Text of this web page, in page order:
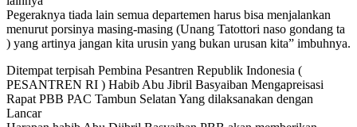
Pegeraknya tiada lain semua departemen harus bisa menjalankan
menurut porsinya masing-masing (Unang Tatottori naso gondang ta
) yang artinya jangan kita urusin yang bukan urusan kita” imbuhnya.
Ditempat terpisah Pembina Pesantren Republik Indonesia (
PESANTREN RI ) Habib Abu Jibril Basyaiban Mengapreisasi
Rapat PBB PAC Tambun Selatan Yang dilaksanakan dengan
Lancar